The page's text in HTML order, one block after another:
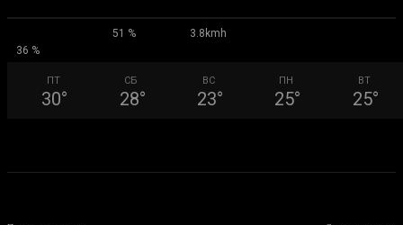
51 %
3.8kmh
36 %
ПТ
30°
СБ
28°
ВС
23°
ПН
25°
ВТ
25°